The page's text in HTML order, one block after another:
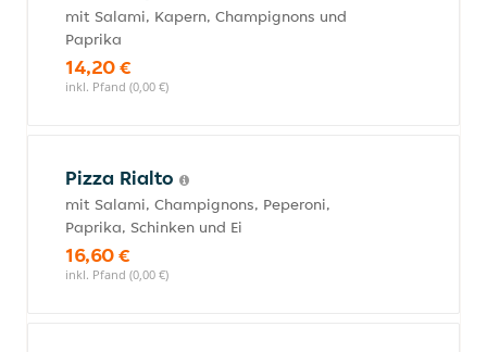
mit Salami, Kapern, Champignons und
Paprika
14,20 €
inkl. Pfand (0,00 €)
Pizza Rialto
mit Salami, Champignons, Peperoni,
Paprika, Schinken und Ei
16,60 €
inkl. Pfand (0,00 €)